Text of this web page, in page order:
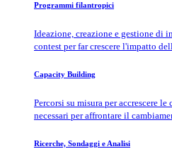
Programmi filantropici
Ideazione, creazione e gestione
contest per far crescere l'impatto
Capacity Building
Percorsi su misura per accrescere
necessari per affrontare il
Ricerche, Sondaggi e Analisi